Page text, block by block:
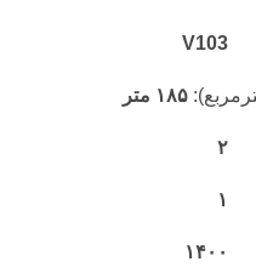
V103
۱۸۵ متر
۲
۱
۱۴۰۰